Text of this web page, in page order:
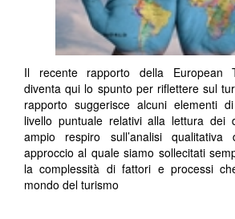
Il recente rapporto della European
diventa qui lo spunto per riflettere sul
rapporto suggerisce alcuni elementi
livello puntuale relativi alla lettura dei
ampio respiro sull’analisi
approccio al quale siamo sollecitati
la complessità di fattori e processi
mondo del turismo